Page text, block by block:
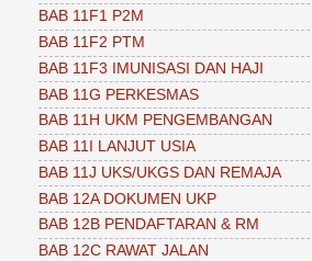
BAB 11F1 P2M
BAB 11F2 PTM
BAB 11F3 IMUNISASI DAN HAJI
BAB 11G PERKESMAS
BAB 11H UKM PENGEMBANGAN
BAB 11I LANJUT USIA
BAB 11J UKS/UKGS DAN REMAJA
BAB 12A DOKUMEN UKP
BAB 12B PENDAFTARAN & RM
BAB 12C RAWAT JALAN